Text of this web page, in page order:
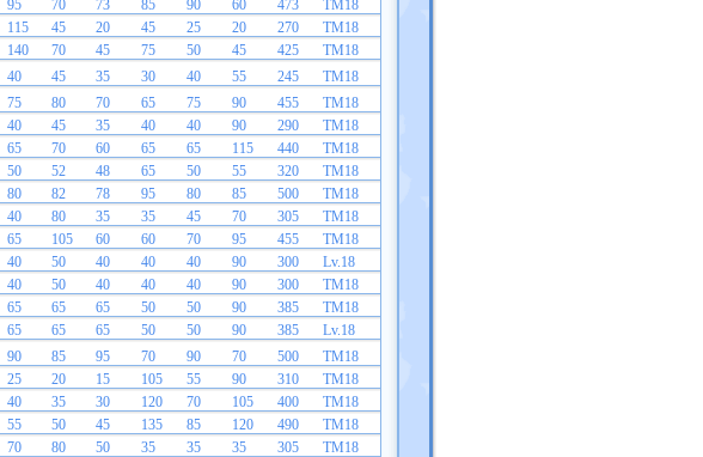
95 70 73 85 90 60 473
TM18
115 45 20 45 25 20 270
TM18
140 70 45 75 50 45 425
TM18
40 45 35 30 40 55 245
TM18
75 80 70 65 75 90 455
TM18
40 45 35 40 40 90 290
TM18
65 70 60 65 65 115 440
TM18
50 52 48 65 50 55 320
TM18
80 82 78 95 80 85 500
TM18
40 80 35 35 45 70 305
TM18
65 105 60 60 70 95 455
TM18
40 50 40 40 40 90 300
Lv.18
40 50 40 40 40 90 300
TM18
65 65 65 50 50 90 385
TM18
65 65 65 50 50 90 385
Lv.18
90 85 95 70 90 70 500
TM18
25 20 15 105 55 90 310
TM18
40 35 30 120 70 105 400
TM18
55 50 45 135 85 120 490
TM18
70 80 50 35 35 35 305
TM18